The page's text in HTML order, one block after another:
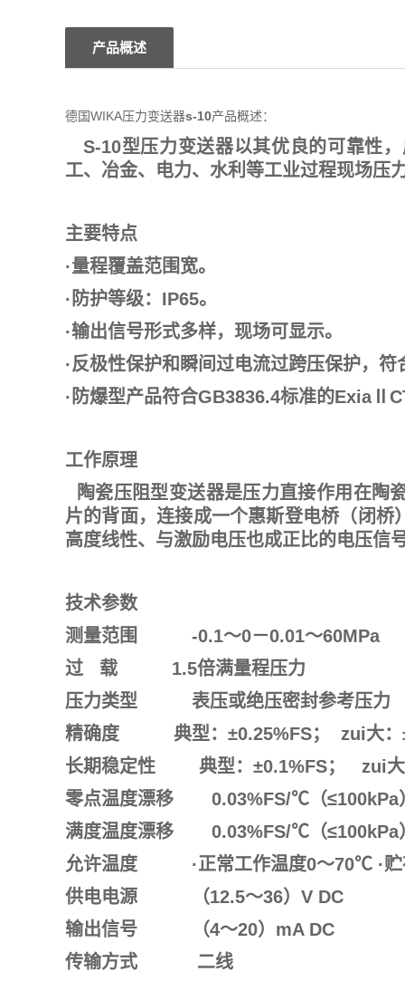
产品概述
德国WIKA压力变送器s-10产品概述：
S-10型压力变送器以其优良的可靠性
工、冶金、电力、水利等工业过程现场压
主要特点
·量程覆盖范围宽。
·防护等级： IP65。
·输出信号形式多样，现场可显示。
·反极性保护和瞬间过电流过跨压保护，符
·防爆型产品符合GB3836.4标准的ExiaⅡ
工作原理
陶瓷压阻型变送器是压力直接作用在陶
片的背面，连接成一个惠斯登电桥（闭
高度线性、与激励电压也成正比的电压信号
技术参数
测量范围
-0.1～0－0.01～60MPa
过
载 1.5倍满量程压力
压力类型
表压或绝压密封参考压力
精确度 典型：±0.25%FS； zui大：
长期稳定性
典型： ±0.1%FS； zui大
零点温度漂移 0.03%FS/℃ （≤100kPa
满度温度漂移 0.03%FS/℃ （≤100kPa
允许温度
·正常工作温度0～70℃ ·
供电电源 （12.5～36）V DC
输出信号 （4～20）mA DC
传输方式
二线